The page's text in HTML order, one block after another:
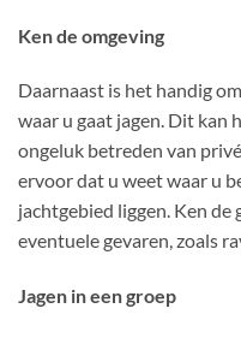
Ken de omgeving
Daarnaast is het handig
waar u gaat jagen. Dit kan
ongeluk betreden van
ervoor dat u weet waar u
jachtgebied liggen. Ken de
eventuele gevaren, zoals
Jagen in een groep